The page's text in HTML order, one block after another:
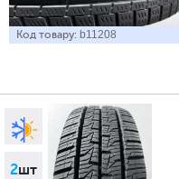
Код товару: b11208
2шт